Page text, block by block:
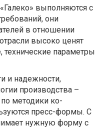
выполняются с
они
в отношении
высоко ценят
параметры
и надежности,
производства –
методики ко-
пресс-формы. С
нужную форму с